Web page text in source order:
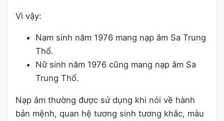
Vì vậy:
Nam sinh năm 1976 mang nạp âm Sa Trung
Thổ.
Nữ sinh năm 1976 cũng mang nạp âm Sa
Trung Thổ.
Nạp âm thường được sử dụng khi nói về hành
bản mệnh, quan hệ tương sinh tương khắc, màu